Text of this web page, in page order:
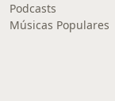
Podcasts
Músicas Populares